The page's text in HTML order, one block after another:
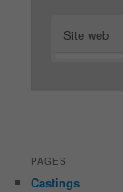
Site web
PAGES
Castings